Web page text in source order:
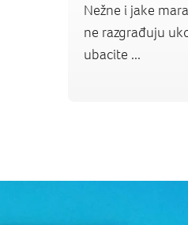
Nežne i jake
ne razgrađuju
ubacite ...